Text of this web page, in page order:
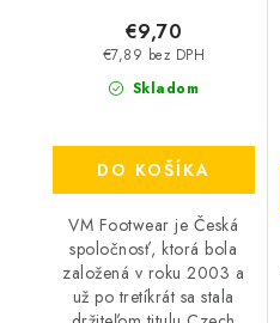
Skladom
€7,89 bez DPH
€9,70
DO KOŠÍKA
VM Footwear je Česká
spoločnosť, ktorá bola
založená v roku 2003 a
už po tretíkrát sa stala